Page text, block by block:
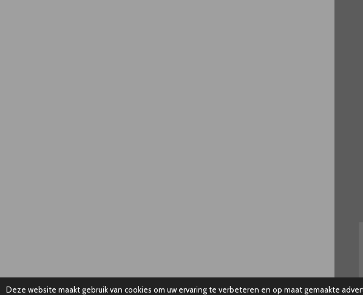
Deze website maakt gebruik van cookies om uw ervaring te verbeteren en op maat gemaakte